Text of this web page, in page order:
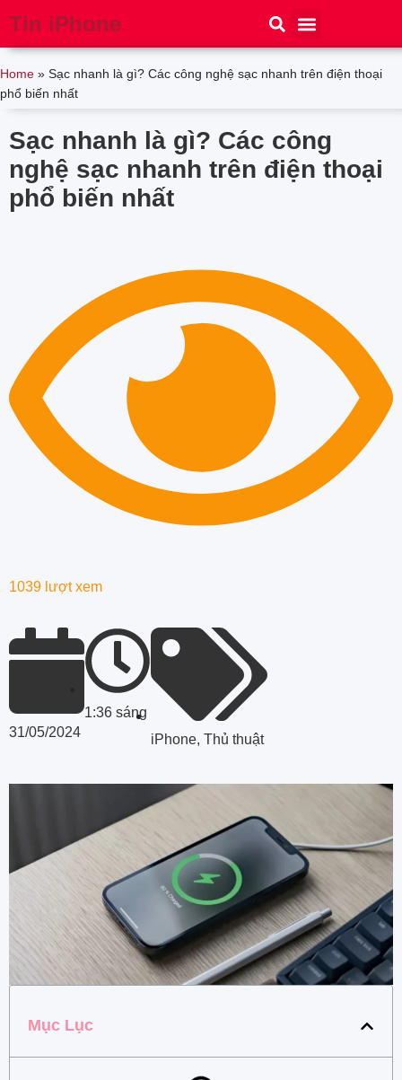
Tin iPhone
Home » Sạc nhanh là gì? Các công nghệ sạc nhanh trên điện thoại
phổ biến nhất
Sạc nhanh là gì? Các công
nghệ sạc nhanh trên điện thoại
phổ biến nhất
1039 lượt xem
31/05/2024
1:36 sáng
iPhone, Thủ thuật
Mục Lục